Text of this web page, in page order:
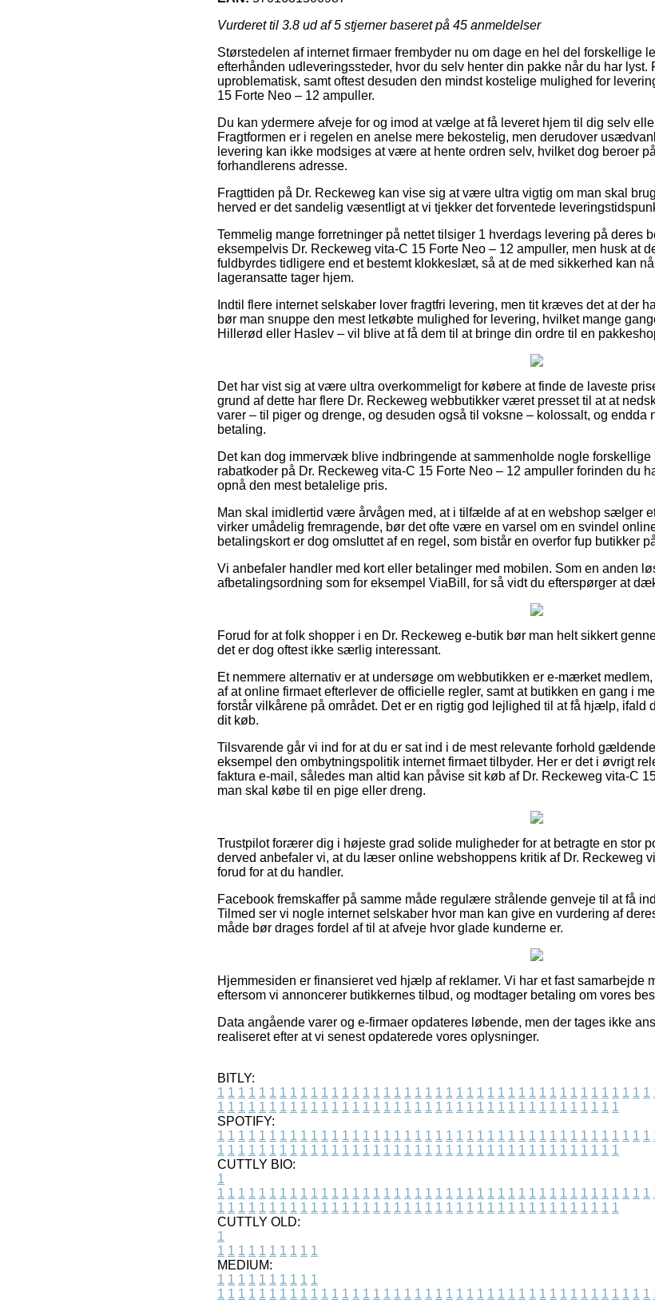
Vurderet til 3.8 ud af 5 stjerner baseret på 45 anmeldelser
Størstedelen af internet firmaer frembyder nu om dage en hel del forskellige
efterhånden udleveringssteder, hvor du selv henter din pakke når du har lyst.
uproblematisk, samt oftest desuden den mindst kostelige mulighed for
15 Forte Neo – 12 ampuller.
Du kan ydermere afveje for og imod at vælge at få leveret hjem til dig selv
Fragtformen er i regelen en anelse mere bekostelig, men derudover
levering kan ikke modsiges at være at hente ordren selv, hvilket dog beroer
forhandlerens adresse.
Fragttiden på Dr. Reckeweg kan vise sig at være ultra vigtig om man skal
herved er det sandelig væsentligt at vi tjekker det forventede
Temmelig mange forretninger på nettet tilsiger 1 hverdags levering på deres
eksempelvis Dr. Reckeweg vita-C 15 Forte Neo – 12 ampuller, men husk at
fuldbyrdes tidligere end et bestemt klokkeslæt, så at de med sikkerhed kan
lageransatte tager hjem.
Indtil flere internet selskaber lover fragtfri levering, men tit kræves det at der
bør man snuppe den mest letkøbte mulighed for levering, hvilket mange
Hillerød eller Haslev – vil blive at få dem til at bringe din ordre til en
Det har vist sig at være ultra overkommeligt for købere at finde de laveste
grund af dette har flere Dr. Reckeweg webbutikker været presset til at at
varer – til piger og drenge, og desuden også til voksne – kolossalt, og endda
betaling.
Det kan dog immervæk blive indbringende at sammenholde nogle forskellige
rabatkoder på Dr. Reckeweg vita-C 15 Forte Neo – 12 ampuller forinden du
opnå den mest betalelige pris.
Man skal imidlertid være årvågen med, at i tilfælde af at en webshop sælger
virker umådelig fremragende, bør det ofte være en varsel om en svindel
betalingskort er dog omsluttet af en regel, som bistår en overfor fup butikker
Vi anbefaler handler med kort eller betalinger med mobilen. Som en anden
afbetalingsordning som for eksempel ViaBill, for så vidt du efterspørger at
Forud for at folk shopper i en Dr. Reckeweg e-butik bør man helt sikkert
det er dog oftest ikke særlig interessant.
Et nemmere alternativ er at undersøge om webbutikken er e-mærket
af at online firmaet efterlever de officielle regler, samt at butikken en gang i
forstår vilkårene på området. Det er en rigtig god lejlighed til at få hjælp, ifald
dit køb.
Tilsvarende går vi ind for at du er sat ind i de mest relevante forhold
eksempel den ombytningspolitik internet firmaet tilbyder. Her er det i øvrigt
faktura e-mail, således man altid kan påvise sit køb af Dr. Reckeweg vita-C
man skal købe til en pige eller dreng.
Trustpilot forærer dig i højeste grad solide muligheder for at betragte en stor
derved anbefaler vi, at du læser online webshoppens kritik af Dr. Reckeweg
forud for at du handler.
Facebook fremskaffer på samme måde regulære strålende genveje til at få
Tilmed ser vi nogle internet selskaber hvor man kan give en vurdering af
måde bør drages fordel af til at afveje hvor glade kunderne er.
Hjemmesiden er finansieret ved hjælp af reklamer. Vi har et fast samarbejde
eftersom vi annoncerer butikkernes tilbud, og modtager betaling om vores
Data angående varer og e-firmaer opdateres løbende, men der tages ikke
realiseret efter at vi senest opdaterede vores oplysninger.
BITLY:
1 1 1 1 1 1 1 1 1 1 1 1 1 1 1 1 1 1 1 1 1 1 1 1 1 1 1 1 1 1 1 1 1 1 1 1 1 1 1 1 1 1
1 1 1 1 1 1 1 1 1 1 1 1 1 1 1 1 1 1 1 1 1 1 1 1 1 1 1 1 1 1 1 1 1 1 1 1 1 1 1
SPOTIFY:
1 1 1 1 1 1 1 1 1 1 1 1 1 1 1 1 1 1 1 1 1 1 1 1 1 1 1 1 1 1 1 1 1 1 1 1 1 1 1 1 1 1
1 1 1 1 1 1 1 1 1 1 1 1 1 1 1 1 1 1 1 1 1 1 1 1 1 1 1 1 1 1 1 1 1 1 1 1 1 1 1
CUTTLY BIO:
1
1 1 1 1 1 1 1 1 1 1 1 1 1 1 1 1 1 1 1 1 1 1 1 1 1 1 1 1 1 1 1 1 1 1 1 1 1 1 1 1 1 1
1 1 1 1 1 1 1 1 1 1 1 1 1 1 1 1 1 1 1 1 1 1 1 1 1 1 1 1 1 1 1 1 1 1 1 1 1 1 1
CUTTLY OLD:
1
1 1 1 1 1 1 1 1 1 1
MEDIUM:
1 1 1 1 1 1 1 1 1 1
1 1 1 1 1 1 1 1 1 1 1 1 1 1 1 1 1 1 1 1 1 1 1 1 1 1 1 1 1 1 1 1 1 1 1 1 1 1 1 1 1 1